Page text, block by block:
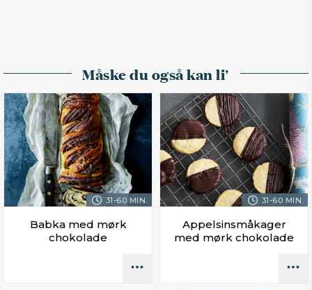
Måske du også kan li'
31-60 MIN.
Babka med mørk
chokolade
31-60 MIN.
Appelsinsmåkager
med mørk chokolade